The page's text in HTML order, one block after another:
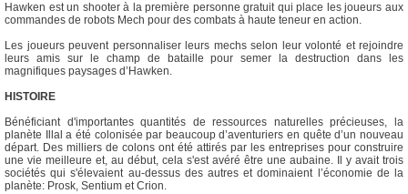
Hawken est un shooter à la première personne gratuit qui place les joueurs aux
commandes de robots Mech pour des combats à haute teneur en action.
Les joueurs peuvent personnaliser leurs mechs selon leur volonté et rejoindre
leurs amis sur le champ de bataille pour semer la destruction dans les
magnifiques paysages d’Hawken.
HISTOIRE
Bénéficiant d'importantes quantités de ressources naturelles précieuses, la
planète Illal a été colonisée par beaucoup d’aventuriers en quête d’un nouveau
départ. Des milliers de colons ont été attirés par les entreprises pour construire
une vie meilleure et, au début, cela s'est avéré être une aubaine. Il y avait trois
sociétés qui s'élevaient au-dessus des autres et dominaient l’économie de la
planète: Prosk, Sentium et Crion.